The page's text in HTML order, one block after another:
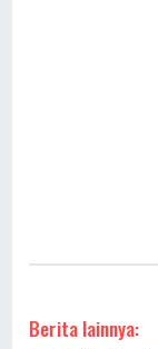
Berita lainnya: